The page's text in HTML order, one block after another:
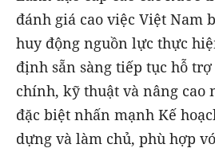
đánh giá cao việc Việt Nam
huy động nguồn lực thực
định sẵn sàng tiếp tục hỗ
chính, kỹ thuật và nâng cao
đặc biệt nhấn mạnh Kế
dựng và làm chủ, phù hợp